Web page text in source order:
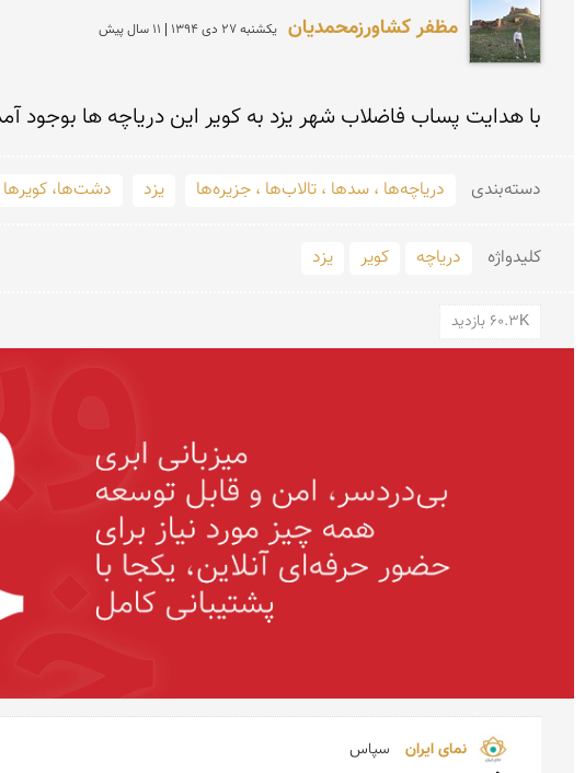
مظفر کشاورزمحمدیان يكشنبه 27 دی 1394 | 11 سال پیش
با هدایت پساب فاضلاب شهر یزد به کویر این دریاچه ها بوجود
دسته‌بندی دریاچه‌ها ، سدها ، تالاب‌ها ، جزیره‌ها یزد دشت‌ها،
کلید‌واژه دریاچه کویر یزد
60.3K بازدید
نمای ایران سپاس